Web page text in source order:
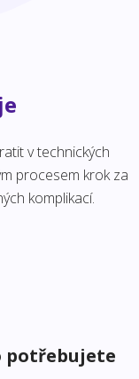
v technických
procesem krok za
komplikací.
potřebujete